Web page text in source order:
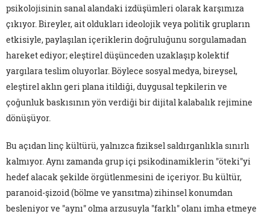
psikolojisinin sanal alandaki izdüşümleri olarak karşımıza
çıkıyor. Bireyler, ait oldukları ideolojik veya politik grupların
etkisiyle, paylaşılan içeriklerin doğruluğunu sorgulamadan
hareket ediyor; eleştirel düşünceden uzaklaşıp kolektif
yargılara teslim oluyorlar. Böylece sosyal medya, bireysel,
eleştirel aklın geri plana itildiği, duygusal tepkilerin ve
çoğunluk baskısının yön verdiği bir dijital kalabalık rejimine
dönüşüyor.
Bu açıdan linç kültürü, yalnızca fiziksel saldırganlıkla sınırlı
kalmıyor. Aynı zamanda grup içi psikodinamiklerin "öteki"yi
hedef alacak şekilde örgütlenmesini de içeriyor. Bu kültür,
paranoid-şizoid (bölme ve yansıtma) zihinsel konumdan
besleniyor ve "aynı" olma arzusuyla "farklı" olanı imha etmeye